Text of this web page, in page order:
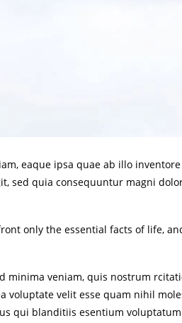
eaque ipsa quae ab illo
sed quia consequuntur magni
only the essential facts of life,
minima veniam, quis nostrum
velit esse quam nihil
qui blanditiis esentium